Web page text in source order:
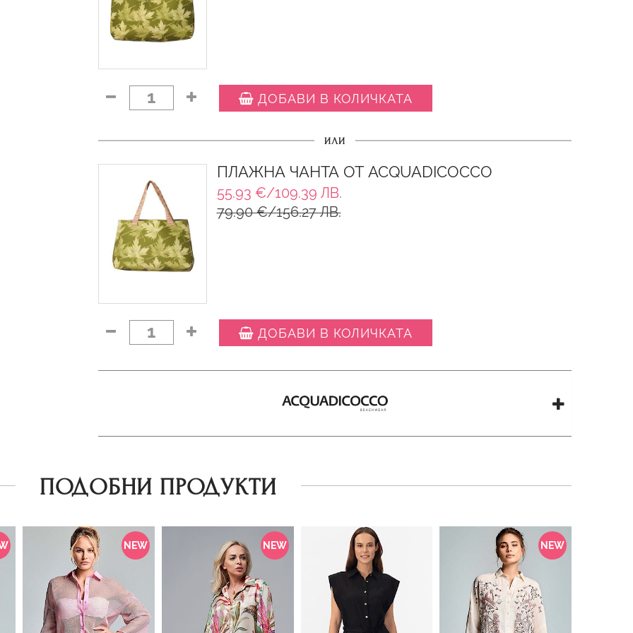
1 ДОБАВИ В КОЛИЧКАТА
ИЛИ
ПЛАЖНА ЧАНТА ОТ ACQUADICOCCO
55.93 €/109.39 ЛВ.
79.90 €/156.27 ЛВ.
1 ДОБАВИ В КОЛИЧКАТА
ПОДОБНИ ПРОДУКТИ
NEW NEW NEW